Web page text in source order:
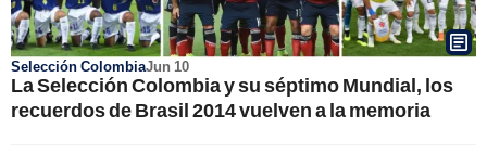
Selección ColombiaJun 10
La Selección Colombia y su séptimo Mundial, los
recuerdos de Brasil 2014 vuelven a la memoria